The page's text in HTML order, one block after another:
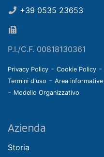
+39 0535 23653
P.I./C.F. 00818130361
Privacy Policy - Cookie Policy -
Termini d'uso - Area informative
- Modello Organizzativo
Azienda
Storia